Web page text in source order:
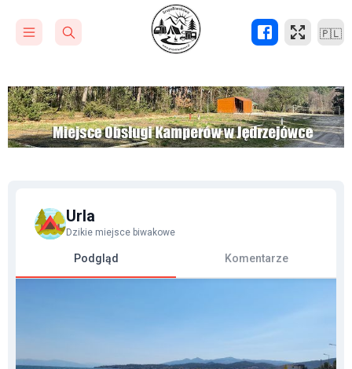
🇵🇱
Urla
Dzikie miejsce biwakowe
Podgląd Komentarze